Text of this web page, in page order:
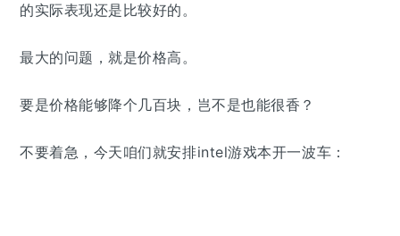
的实际表现还是比较好的。
最大的问题，就是价格高。
要是价格能够降个几百块，岂不是也能很香？
不要着急，今天咱们就安排intel游戏本开一波车：